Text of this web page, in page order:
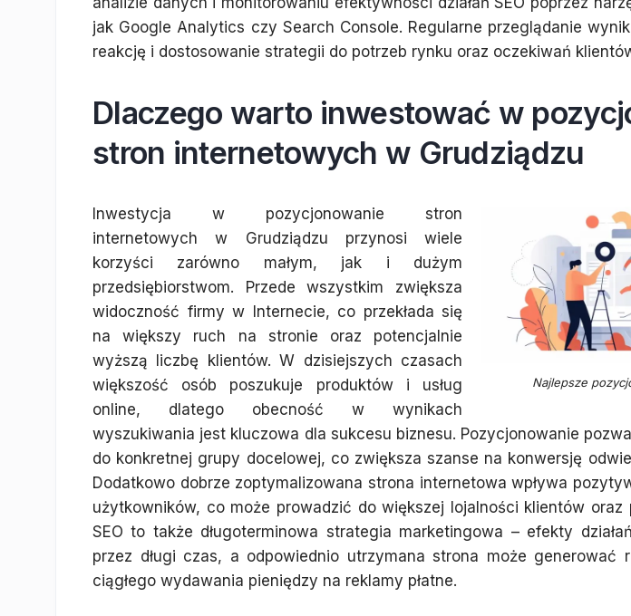
jak Google Analytics czy Search Console. Regularne przeglądanie
reakcję i dostosowanie strategii do potrzeb rynku oraz oczekiwań
Dlaczego warto inwestować w
stron internetowych w Grudziądzu
Najlepsze
Inwestycja w pozycjonowanie stron
internetowych w Grudziądzu przynosi wiele
korzyści zarówno małym, jak i dużym
przedsiębiorstwom. Przede wszystkim zwiększa
widoczność firmy w Internecie, co przekłada się
na większy ruch na stronie oraz potencjalnie
wyższą liczbę klientów. W dzisiejszych czasach
większość osób poszukuje produktów i usług
online, dlatego obecność w wynikach
wyszukiwania jest kluczowa dla sukcesu biznesu. Pozycjonowanie
do konkretnej grupy docelowej, co zwiększa szanse na konwersję
Dodatkowo dobrze zoptymalizowana strona internetowa wpływa
użytkowników, co może prowadzić do większej lojalności klientów
SEO to także długoterminowa strategia marketingowa – efekty
przez długi czas, a odpowiednio utrzymana strona może generować
ciągłego wydawania pieniędzy na reklamy płatne.